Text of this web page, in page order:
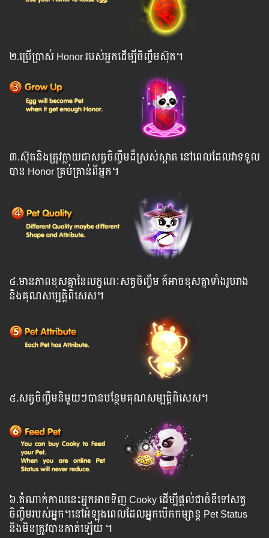
២.ប្រើប្រាស់ Honor របស់អ្នកដើម្បីចិញ្ចឹមស៊ុត។
៣.ស៊ុតនិងត្រូវក្លាយជាសត្វចិញ្ចឹមដ៏ស្រស់ស្អាត នៅពេលដែលវាទទួល
បាន Honor គ្រប់គ្រាន់ពីអ្នក។
៤.មានភាពខុសគ្នានៃលក្ខណៈសត្វចិញ្ចឹម ក៍អាចខុសគ្នាទាំងរូបរាង
និងគុណសម្បត្តិពិសេស។
៥.សត្វចិញ្ចឹមនិមួយៗបានបន្ថែមគុណសម្បត្តិពិសេស។
៦.តំណាក់កាលនេះអ្នកអាចទិញ Cooky ​ដើម្បីផ្តល់ជាចំនីទៅសត្វ
ចិញ្ចឹមរបស់អ្នក។នៅអំឡុងពេលដែលអ្នក​បើកកម្សាន្ត Pet Status
និងមិនត្រូវបានកាត់ឡើយ ។